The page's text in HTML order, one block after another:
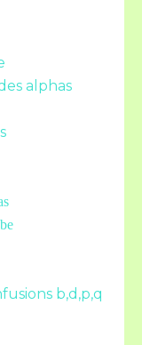
alphas
b,d,p,q